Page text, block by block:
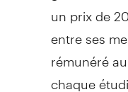
un prix de
entre ses
rémunéré
chaque